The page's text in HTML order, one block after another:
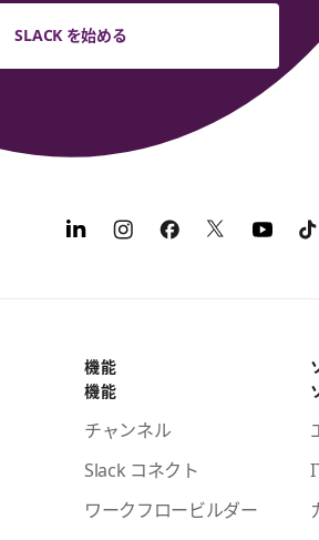
SLACK を始める
機能
機能
チャンネル
Slack コネクト
ワークフロービルダー